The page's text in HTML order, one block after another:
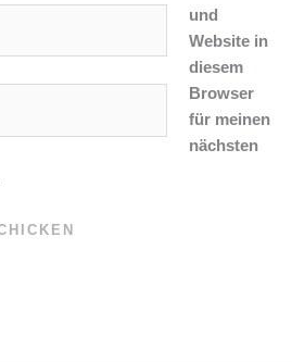
und
Website in
diesem
Browser
für meinen
nächsten